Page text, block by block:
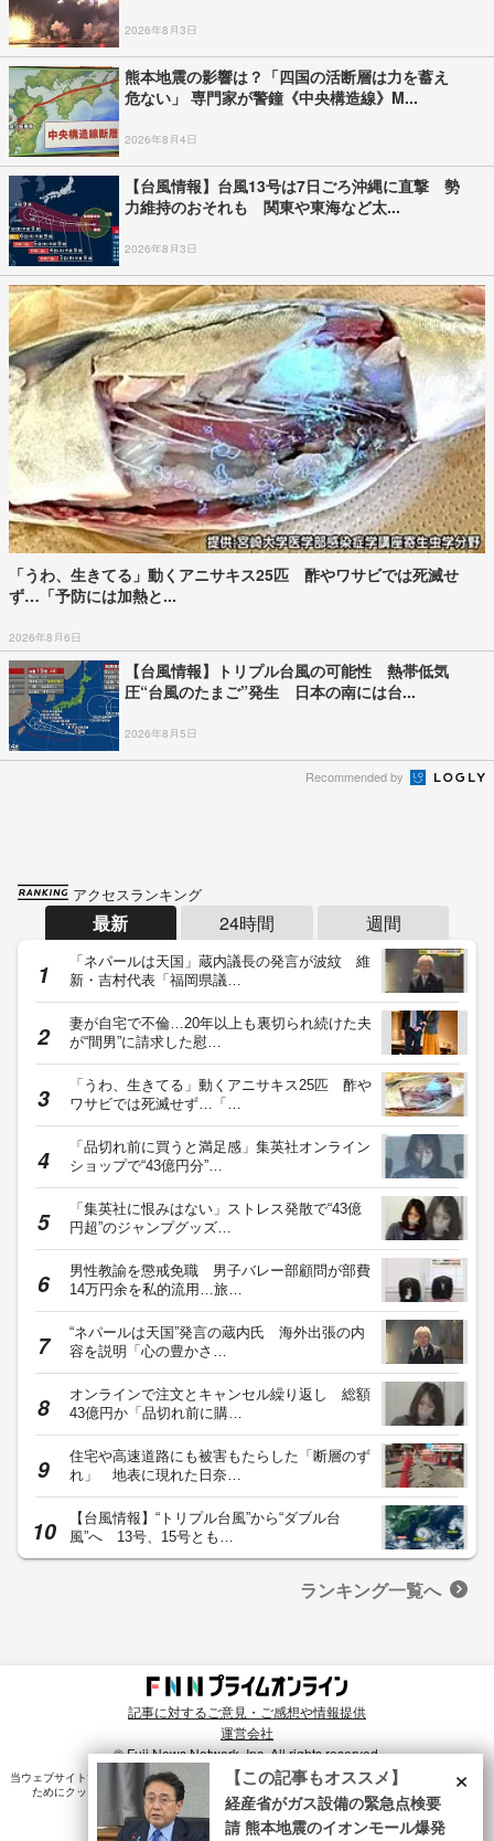
2026年8月3日
熊本地震の影響は？「四国の活断層は力を蓄え
危ない」 専門家が警鐘《中央構造線》M...
2026年8月4日
【台風情報】台風13号は7日ごろ沖縄に直撃 勢
力維持のおそれも 関東や東海など太...
2026年8月3日
「うわ、生きてる」動くアニサキス25匹 酢やワサビでは死滅せ
ず…「予防には加熱と...
2026年8月6日
【台風情報】トリプル台風の可能性 熱帯低気
圧“台風のたまご”発生 日本の南には台...
2026年8月5日
Recommended by
アクセスランキング
最新 24時間 週間
「ネパールは天国」蔵内議長の発言が波紋 維
新・吉村代表「福岡県議…
妻が自宅で不倫…20年以上も裏切られ続けた夫
が“間男”に請求した慰…
「うわ、生きてる」動くアニサキス25匹 酢や
ワサビでは死滅せず…「…
「品切れ前に買うと満足感」集英社オンライン
ショップで“43億円分”…
「集英社に恨みはない」ストレス発散で“43億
円超”のジャンプグッズ…
男性教諭を懲戒免職 男子バレー部顧問が部費
14万円余を私的流用…旅…
“ネパールは天国”発言の蔵内氏 海外出張の内
容を説明「心の豊かさ…
オンラインで注文とキャンセル繰り返し 総額
43億円か「品切れ前に購…
住宅や高速道路にも被害もたらした「断層のず
れ」 地表に現れた日奈…
【台風情報】“トリプル台風”から“ダブル台
風”へ 13号、15号とも…
ランキング一覧へ
記事に対するご意見・ご感想や情報提供
運営会社
© Fuji News Network, Inc. All rights reserved.
当ウェブサイトでは、ユーザのニーズ・興味・関⼼に合致したコンテンツや広告配信を提供する
ためにクッキーを使⽤しています。詳細は、
プライバシーポリシー をご確認ください。×
【この記事もオススメ】
経産省がガス設備の緊急点検要
請 熊本地震のイオンモール爆発